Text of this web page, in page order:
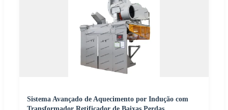
Sistema Avançado de Aquecimento por Indução com